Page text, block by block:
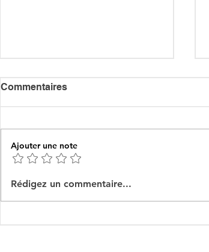
bataille des récits pour
mieux cacher la misère
Commentaires
Ajouter une note
Rédigez un commentaire...